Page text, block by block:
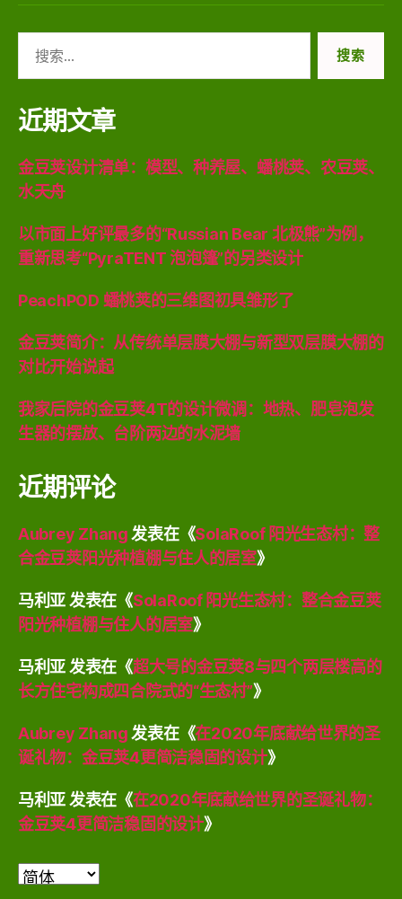
索：
近期文章
金豆荚设计清单：模型、种养屋、蟠桃荚、农豆荚、
水天舟
以市面上好评最多的“Russian Bear 北极熊”为例，
重新思考“PyraTENT 泡泡篷”的另类设计
PeachPOD 蟠桃荚的三维图初具雏形了
金豆荚简介：从传统单层膜大棚与新型双层膜大棚的
对比开始说起
我家后院的金豆荚4T的设计微调：地热、肥皂泡发
生器的摆放、台阶两边的水泥墙
近期评论
Aubrey Zhang发表在《SolaRoof 阳光生态村：整
合金豆荚阳光种植棚与住人的居室》
马利亚发表在《SolaRoof 阳光生态村：整合金豆荚
阳光种植棚与住人的居室》
马利亚发表在《超大号的金豆荚8与四个两层楼高的
长方住宅构成四合院式的“生态村”》
Aubrey Zhang发表在《在2020年底献给世界的圣
诞礼物：金豆荚4更简洁稳固的设计》
马利亚发表在《在2020年底献给世界的圣诞礼物：
金豆荚4更简洁稳固的设计》
选